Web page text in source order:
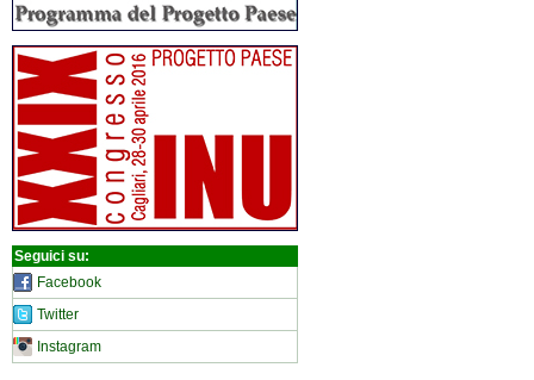
Seguici su:
Facebook
Twitter
Instagram